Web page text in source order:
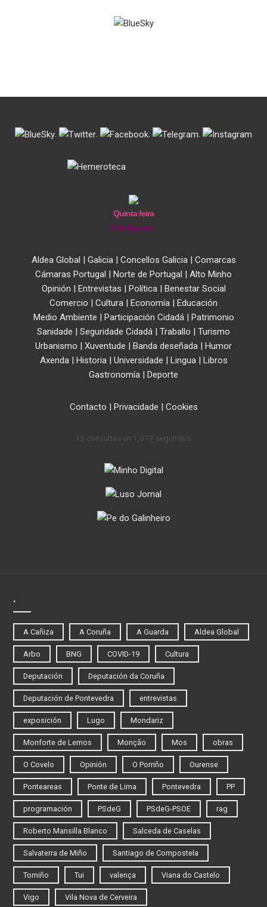
. . . .
Quinta feira
6 de Agosto
Aldea Global | Galicia| Concellos Galicia| Comarcas
Cámaras Portugal | Norte de Portugal | Alto Minho
Opinión | Entrevistas | Política| Benestar Social
Comercio | Cultura | Economía | Educación
Medio Ambiente | Participación Cidadá| Patrimonio
Sanidade | Seguridade Cidadá | Traballo | Turismo
Urbanismo | Xuventude | Banda deseñada | Humor
Axenda| Historia| Universidade | Lingua| Libros
Gastronomía | Deporte
Contacto | Privacidade | Cookies
13 consultas en 1,073 segundos.
.
A Cañiza A Coruña A Guarda Aldea Global
Arbo BNG COVID-19 Cultura
Deputación Deputación da Coruña
Deputación de Pontevedra entrevistas
exposición Lugo Mondariz
Monforte de Lemos Monção Mos obras
O Covelo Opinión O Porriño Ourense
Ponteareas Ponte de Lima Pontevedra PP
programación PSdeG PSdeG-PSOE rag
Roberto Mansilla Blanco Salceda de Caselas
Salvaterra de Miño Santiago de Compostela
Tomiño Tui valença Viana do Castelo
Vigo Vila Nova de Cerveira